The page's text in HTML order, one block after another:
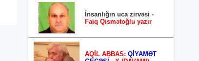
İnsanlığın uca zirvəsi -
Faiq Qismətoğlu yazır
AQİL ABBAS: QİYAMƏT